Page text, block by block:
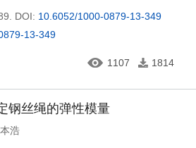
DOI: 10.6052/1000-0879-13-349
13-349
1107 1814
钢丝绳的弹性模量
浩